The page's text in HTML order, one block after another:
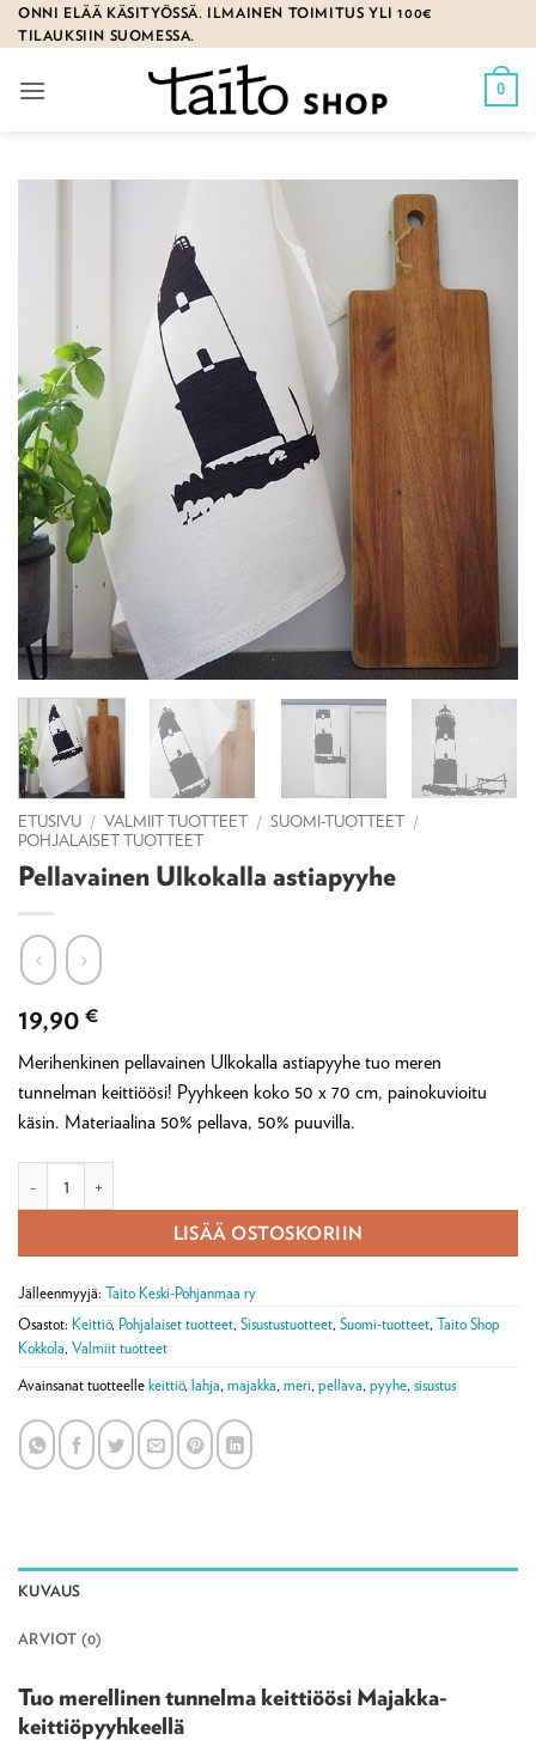
Skip
to
ONNI ELÄÄ KÄSITYÖSSÄ. ILMAINEN TOIMITUS YLI 100€
TILAUKSIIN SUOMESSA.
0
ETUSIVU / VALMIIT TUOTTEET / SUOMI-TUOTTEET /
POHJALAISET TUOTTEET
Pellavainen Ulkokalla astiapyyhe
19,90 €
Merihenkinen pellavainen Ulkokalla astiapyyhe tuo meren
tunnelman keittiöösi! Pyyhkeen koko 50 x 70 cm, painokuvioitu
käsin. Materiaalina 50% pellava, 50% puuvilla.
LISÄÄ OSTOSKORIIN
Jälleenmyyjä: Taito Keski-Pohjanmaa ry
Osastot: Keittiö, Pohjalaiset tuotteet, Sisustustuotteet, Suomi-tuotteet, Taito Shop
Kokkola, Valmiit tuotteet
Avainsanat tuotteelle keittiö, lahja, majakka, meri, pellava, pyyhe, sisustus
KUVAUS
ARVIOT (0)
Tuo merellinen tunnelma keittiöösi Majakka-
keittiöpyyhkeellä